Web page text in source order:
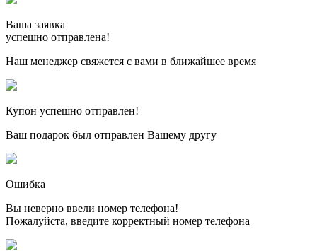
Ваша заявка
успешно отправлена!
Наш менеджер свяжется с вами в ближайшее время
Купон успешно отправлен!
Ваш подарок был отправлен Вашему другу
Ошибка
Вы неверно ввели номер телефона!
Пожалуйста, введите корректный номер телефона